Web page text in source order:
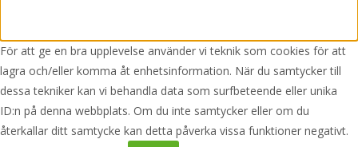
För att ge en bra upplevelse använder vi teknik som cookies för att
lagra och/eller komma åt enhetsinformation. När du samtycker till
dessa tekniker kan vi behandla data som surfbeteende eller unika
ID:n på denna webbplats. Om du inte samtycker eller om du
återkallar ditt samtycke kan detta påverka vissa funktioner negativt.